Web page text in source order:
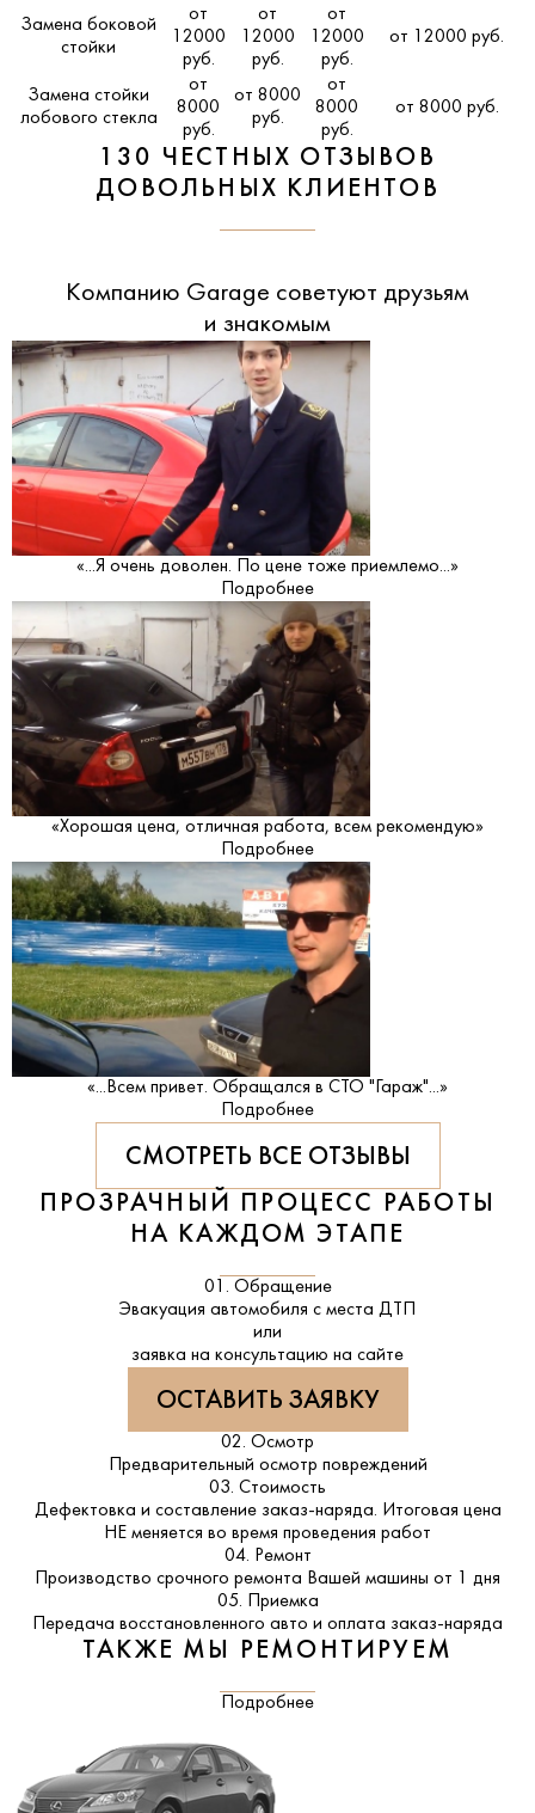
Замена боковой
стойки
от
12000
руб.
от
12000
руб.
от
12000
руб.
от 12000 руб.
Замена стойки
лобового стекла
от
8000
руб.
от 8000
руб.
от
8000
руб.
от 8000 руб.
130 ЧЕСТНЫХ ОТЗЫВОВ
ДОВОЛЬНЫХ КЛИЕНТОВ
Компанию Garage советуют друзьям
и знакомым
«...Я очень доволен. По цене тоже приемлемо...»
Подробнее
«Хорошая цена, отличная работа, всем рекомендую»
Подробнее
«...Всем привет. Обращался в СТО "Гараж"...»
Подробнее
СМОТРЕТЬ ВСЕ ОТЗЫВЫ
ПРОЗРАЧНЫЙ ПРОЦЕСС РАБОТЫ
НА КАЖДОМ ЭТАПЕ
01. Обращение
Эвакуация автомобиля с места ДТП
или
заявка на консультацию на сайте
ОСТАВИТЬ ЗАЯВКУ
02. Осмотр
Предварительный осмотр повреждений
03. Стоимость
Дефектовка и составление заказ-наряда. Итоговая цена
НЕ меняется во время проведения работ
04. Ремонт
Производство срочного ремонта Вашей машины от 1 дня
05. Приемка
Передача восстановленного авто и оплата заказ-наряда
ТАКЖЕ МЫ РЕМОНТИРУЕМ
Подробнее